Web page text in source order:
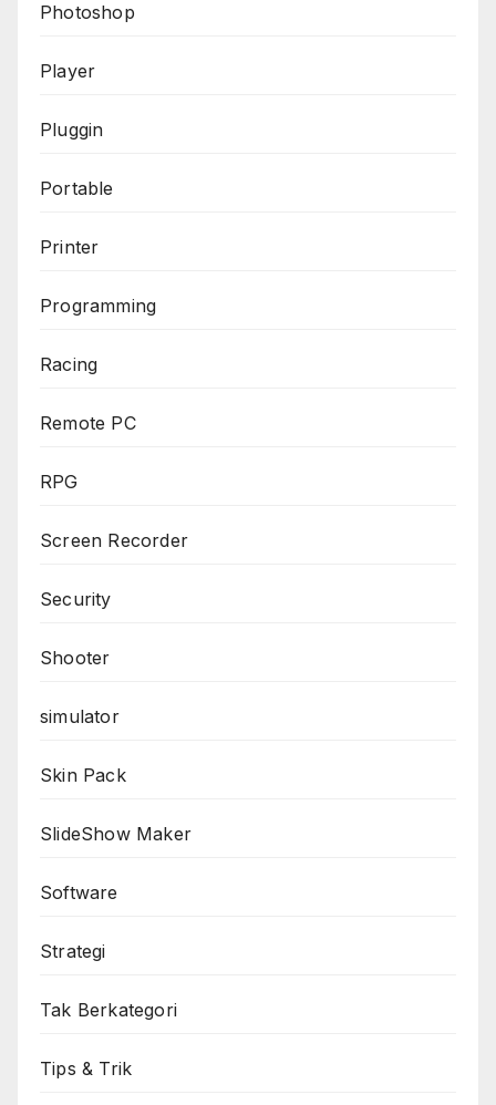
Photoshop
Player
Pluggin
Portable
Printer
Programming
Racing
Remote PC
RPG
Screen Recorder
Security
Shooter
simulator
Skin Pack
SlideShow Maker
Software
Strategi
Tak Berkategori
Tips & Trik